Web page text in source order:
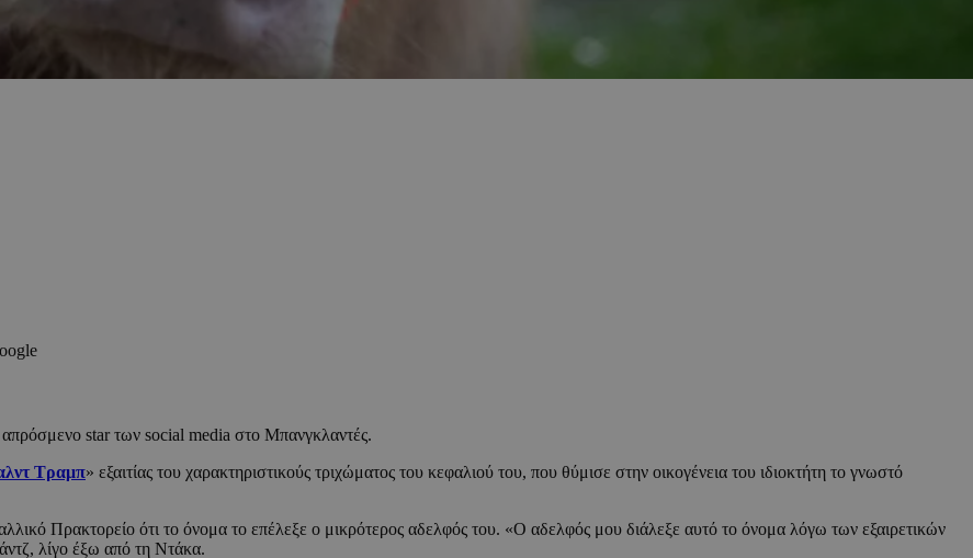
απρόσμενο star των social media στο Μπανγκλαντές.
Τραμπ» εξαιτίας τoυ χαρακτηριστικούς τριχώματος του κεφαλιού του, που θύμισε στην οικογένεια του ιδιοκτήτη το γνωστό
Πρακτορείο ότι το όνομα το επέλεξε ο μικρότερος αδελφός του. «Ο αδελφός μου διάλεξε αυτό το όνομα λόγω των εξαιρετικών
λίγο έξω από τη Ντάκα.